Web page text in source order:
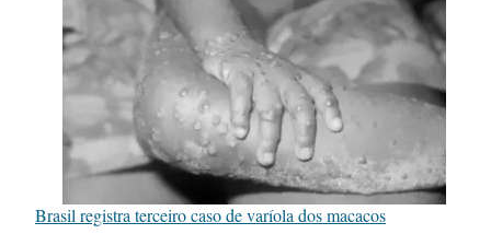
Brasil registra terceiro caso de varíola dos macacos